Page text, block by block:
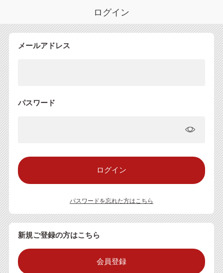
ログイン
メールアドレス
パスワード
パスワードを忘れた方はこちら
新規ご登録の方はこちら
会員登録